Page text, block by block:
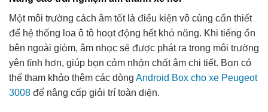
Một môi trường cách âm tốt là điều kiện vô cùng cần thiết
để hệ thống loa ô tô hoạt động hết khả năng. Khi tiếng ồn
bên ngoài giảm, âm nhạc sẽ được phát ra trong môi trường
yên tĩnh hơn, giúp bạn cảm nhận chất âm chi tiết. Bạn có
thể tham khảo thêm các dòng Android Box cho xe Peugeot
3008 để nâng cấp giải trí toàn diện.